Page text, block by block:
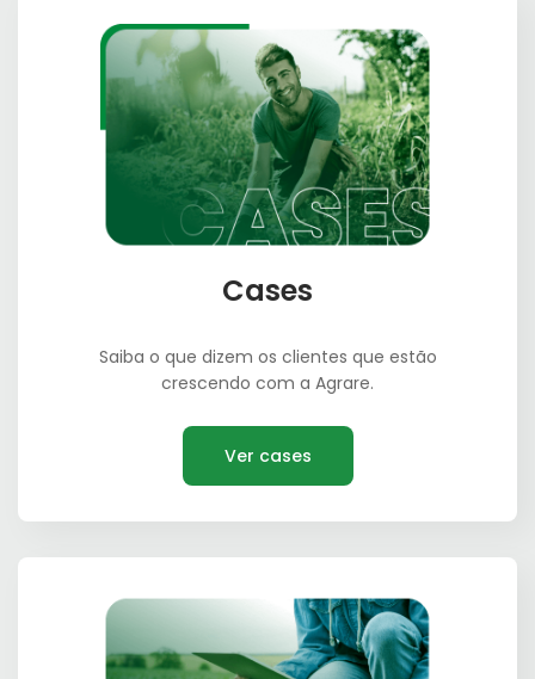
Cases
Saiba o que dizem os clientes que estão
crescendo com a Agrare.
Ver cases